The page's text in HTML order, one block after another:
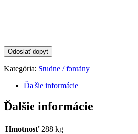
Kategória: Studne / fontány
Ďalšie informácie
Ďalšie informácie
Hmotnosť 288 kg